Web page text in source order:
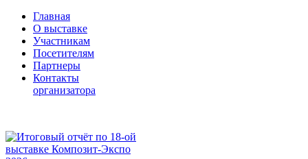
Главная
О выставке
Участникам
Посетителям
Партнеры
Контакты
организатора